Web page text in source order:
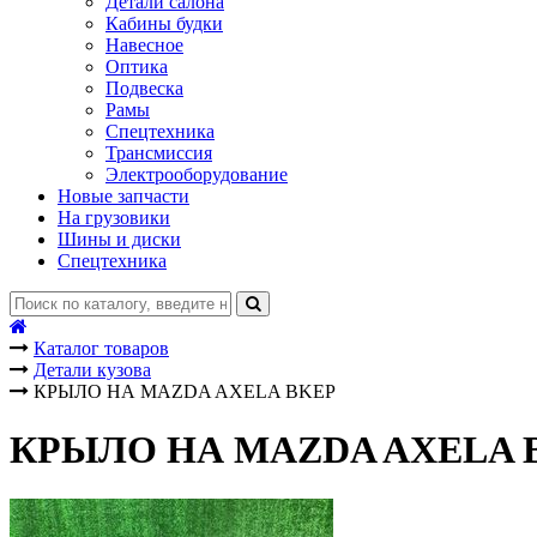
Кабины будки
Навесное
Оптика
Подвеска
Рамы
Спецтехника
Трансмиссия
Электрооборудование
Новые запчасти
На грузовики
Шины и диски
Спецтехника
Каталог товаров
Детали кузова
КРЫЛО НА MAZDA AXELA BKEP
КРЫЛО НА MAZDA AXELA